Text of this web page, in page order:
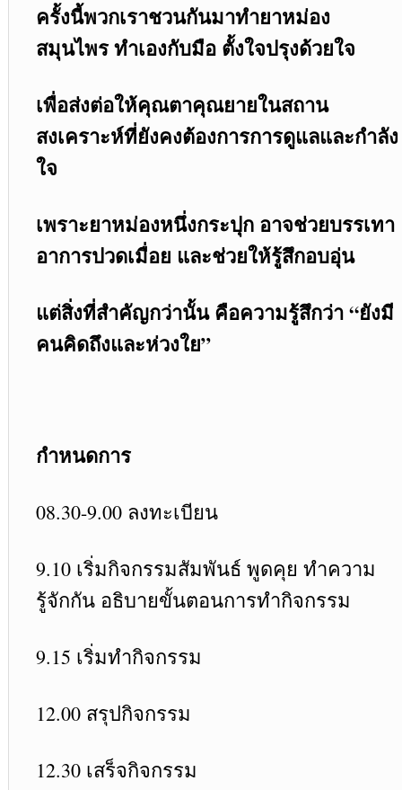
ครั้งนี้พวกเราชวนกันมาทำยาหม่อง
สมุนไพร ทำเองกับมือ ตั้งใจปรุงด้วยใจ
เพื่อส่งต่อให้คุณตาคุณยายในสถาน
สงเคราะห์ที่ยังคงต้องการการดูแลและกำลัง
ใจ
เพราะยาหม่องหนึ่งกระปุก อาจช่วยบรรเทา
อาการปวดเมื่อย และช่วยให้รู้สึกอบอุ่น
แต่สิ่งที่สำคัญกว่านั้น คือความรู้สึกว่า “ยังมี
คนคิดถึงและห่วงใย”
กำหนดการ
08.30-9.00 ลงทะเบียน
9.10 เริ่มกิจกรรมสัมพันธ์ พูดคุย ทำความ
รู้จักกัน อธิบายขั้นตอนการทำกิจกรรม
9.15 เริ่มทำกิจกรรม
12.00 สรุปกิจกรรม
12.30 เสร็จกิจกรรม